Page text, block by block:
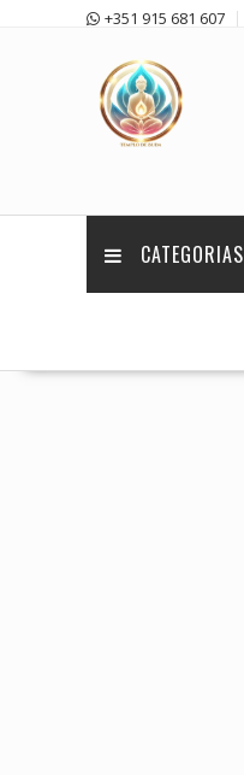
+351 915 681 607
CATEGORIAS